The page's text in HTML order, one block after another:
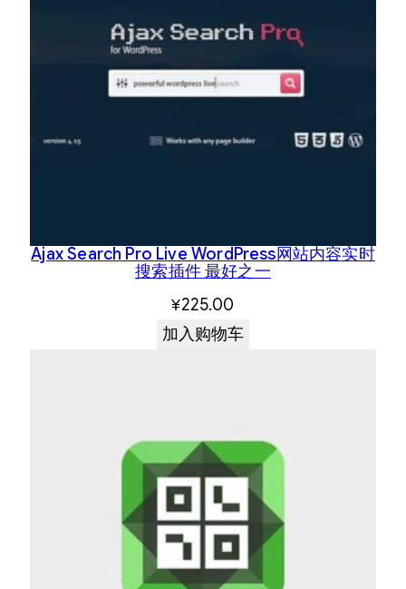
Ajax Search Pro Live WordPress网站内容实时
搜索插件 最好之一
¥225.00
加入购物车